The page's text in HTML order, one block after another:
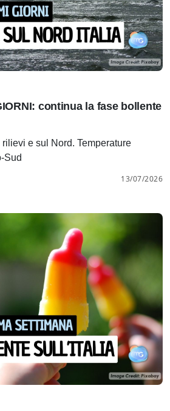
continua la fase bollente
e sul Nord. Temperature
Sud
13/07/2026